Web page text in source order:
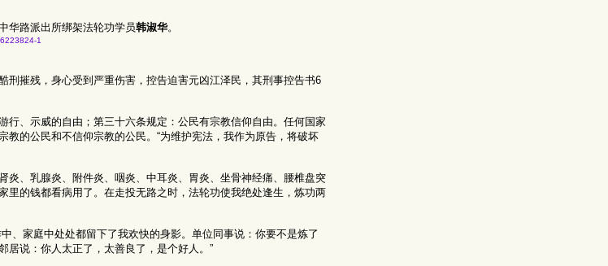
华路派出所绑架法轮功学员韩淑华。
1
刑摧残，身心受到严重伤害，控告迫害元凶江泽民，其刑事控告书6
、示威的自由；第三十六条规定：公民有宗教信仰自由。任何国家
的公民和不信仰宗教的公民。“为维护宪法，我作为原告，将破坏
、乳腺炎、附件炎、咽炎、中耳炎、胃炎、坐骨神经痛、腰椎盘突
的钱都看病用了。在走投无路之时，法轮功使我绝处逢生，炼功两
、家庭中处处都留下了我欢快的身影。单位同事说：你要不是炼了
居说：你人太正了，太善良了，是个好人。”